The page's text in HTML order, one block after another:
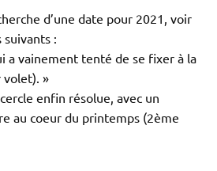
d’une date pour 2021, voir
:
a vainement tenté de se fixer à la
volet). »
enfin résolue, avec un
au coeur du printemps (2ème